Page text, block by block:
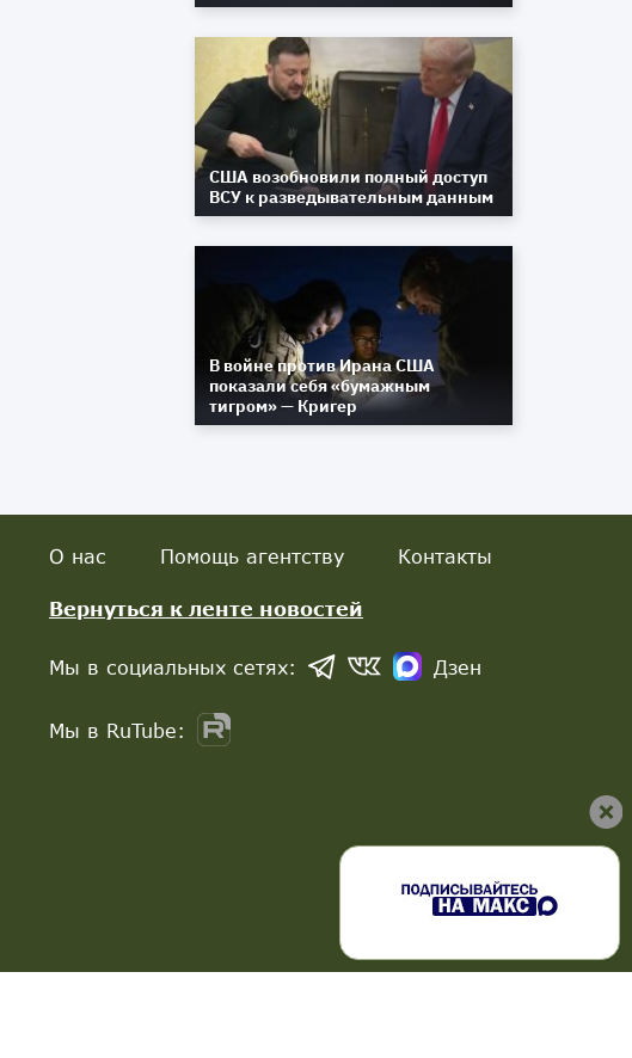
США возобновили полный доступ
ВСУ к разведывательным данным
В войне против Ирана США
показали себя «бумажным
тигром» — Кригер
О нас Помощь агентству Контакты
Вернуться к ленте новостей
Мы в социальных сетях: Дзен
Мы в RuTube: